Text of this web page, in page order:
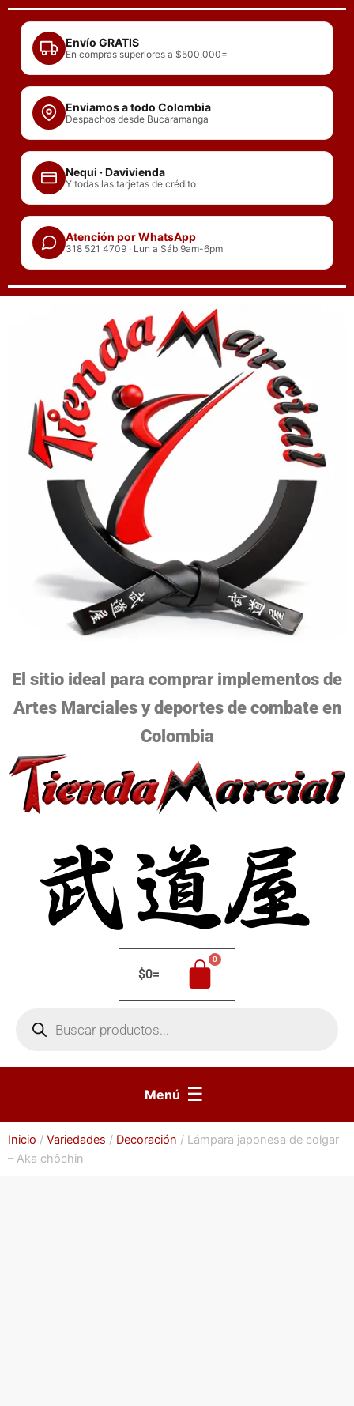
contenido
Envío GRATIS
En compras superiores a $500.000=
Enviamos a todo Colombia
Despachos desde Bucaramanga
Nequi · Davivienda
Y todas las tarjetas de crédito
Atención por WhatsApp
318 521 4709 · Lun a Sáb 9am-6pm
El sitio ideal para comprar implementos de
Artes Marciales y deportes de combate en
Colombia
$0=
productos
Menú ☰
Inicio / Variedades / Decoración / Lámpara japonesa de colgar
– Aka chôchin